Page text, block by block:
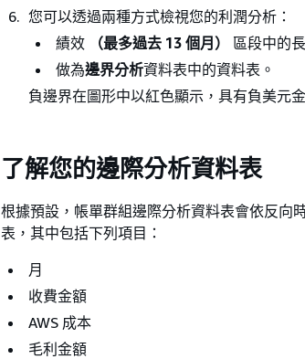
您可以透過兩種方式檢視您的利潤分析：
績效
（最多過去 13 個月）
區段中的
做為邊界分析資料表中的資料表。
負邊界在圖形中以紅色顯示，具有負美元
了解您的邊際分析資料表
根據預設，帳單群組邊際分析資料表會依反向
表，其中包括下列項目：
月
收費金額
AWS 成本
毛利金額